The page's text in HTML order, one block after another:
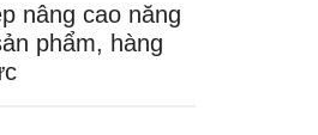
nâng cao năng
phẩm, hàng